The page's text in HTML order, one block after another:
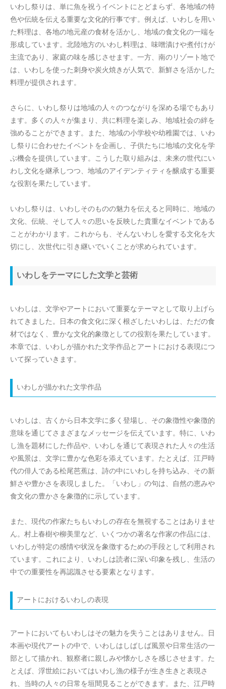
いわし祭りは、単に魚を祝うイベントにとどまらず、各地域の特
色や伝統を伝える重要な文化的行事です。例えば、いわしを用い
た料理は、各地の地元産の食材を活かし、地域の食文化の一端を
形成しています。北陸地方のいわし料理は、味噌漬けや煮付けが
主流であり、家庭の味を感じさせます。一方、南のリゾート地で
は、いわしを使った刺身や炭火焼きが人気で、新鮮さを活かした
料理が提供されます。
さらに、いわし祭りは地域の人々のつながりを深める場でもあり
ます。多くの人々が集まり、共に料理を楽しみ、地域社会の絆を
強めることができます。また、地域の小学校や幼稚園では、いわ
し祭りに合わせたイベントを企画し、子供たちに地域の文化を学
ぶ機会を提供しています。こうした取り組みは、未来の世代にい
わし文化を継承しつつ、地域のアイデンティティを醸成する重要
な役割を果たしています。
いわし祭りは、いわしそのものの魅力を伝えると同時に、地域の
文化、伝統、そして人々の思いを反映した貴重なイベントである
ことがわかります。これからも、そんないわしを愛する文化を大
切にし、次世代に引き継いでいくことが求められています。
いわしをテーマにした文学と芸術
いわしは、文学やアートにおいて重要なテーマとして取り上げら
れてきました。日本の食文化に深く根ざしたいわしは、ただの食
材ではなく、豊かな文化的象徴としての役割を果たしています。
本章では、いわしが描かれた文学作品とアートにおける表現につ
いて探っていきます。
いわしが描かれた文学作品
いわしは、古くから日本文学に多く登場し、その象徴性や象徴的
意味を通じてさまざまなメッセージを伝えています。特に、いわ
し漁を題材にした作品や、いわしを通じて表現された人々の生活
や風景は、文学に豊かな色彩を添えています。たとえば、江戸時
代の俳人である松尾芭蕉は、詩の中にいわしを持ち込み、その新
鮮さや豊かさを表現しました。「いわし」の句は、自然の恵みや
食文化の豊かさを象徴的に示しています。
また、現代の作家たちもいわしの存在を無視することはありませ
ん。村上春樹や柳美里など、いくつかの著名な作家の作品には、
いわしが特定の感情や状況を象徴するための手段として利用され
ています。これにより、いわしは読者に深い印象を残し、生活の
中での重要性を再認識させる要素となります。
アートにおけるいわしの表現
アートにおいてもいわしはその魅力を失うことはありません。日
本画や現代アートの中で、いわしはしばしば風景や日常生活の一
部として描かれ、観察者に親しみや懐かしさを感じさせます。た
とえば、浮世絵においてはいわし漁の様子が生き生きと表現さ
れ、当時の人々の日常を垣間見ることができます。また、江戸時